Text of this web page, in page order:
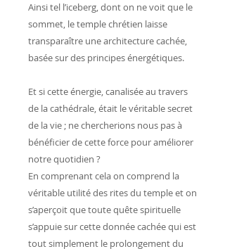
Ainsi tel l’iceberg, dont on ne voit que le
sommet, le temple chrétien laisse
transparaître une architecture cachée,
basée sur des principes énergétiques.
Et si cette énergie, canalisée au travers
de la cathédrale, était le véritable secret
de la vie ; ne chercherions nous pas à
bénéficier de cette force pour améliorer
notre quotidien ?
En comprenant cela on comprend la
véritable utilité des rites du temple et on
s’aperçoit que toute quête spirituelle
s’appuie sur cette donnée cachée qui est
tout simplement le prolongement du